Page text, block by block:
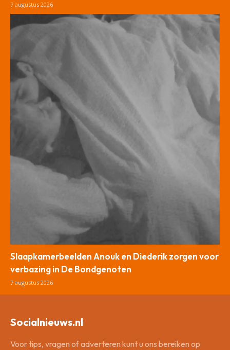
7 augustus 2026
Slaapkamerbeelden Anouk en Diederik zorgen voor
verbazing in De Bondgenoten
7 augustus 2026
Socialnieuws.nl
Voor tips, vragen of adverteren kunt u ons bereiken op